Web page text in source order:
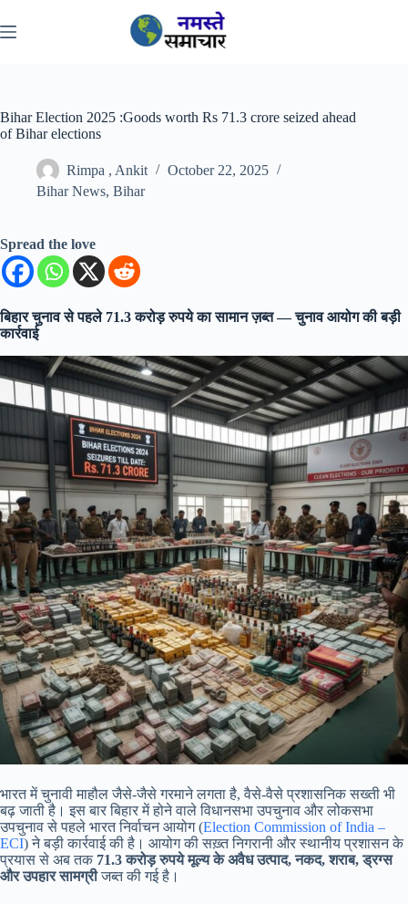
to
content
Bihar Election 2025 :Goods worth Rs 71.3 crore seized ahead
of Bihar elections
Rimpa , Ankit
October 22, 2025
Bihar News, Bihar
Spread the love
बिहार चुनाव से पहले 71.3 करोड़ रुपये का सामान ज़ब्त — चुनाव आयोग की बड़ी
कार्रवाई
भारत में चुनावी माहौल जैसे-जैसे गरमाने लगता है, वैसे-वैसे प्रशासनिक सख्ती भी
बढ़ जाती है। इस बार बिहार में होने वाले विधानसभा उपचुनाव और लोकसभा
उपचुनाव से पहले भारत निर्वाचन आयोग (Election Commission of India –
ECI) ने बड़ी कार्रवाई की है। आयोग की सख़्त निगरानी और स्थानीय प्रशासन के
प्रयास से अब तक 71.3 करोड़ रुपये मूल्य के अवैध उत्पाद, नकद, शराब, ड्रग्स
और उपहार सामग्रीजब्त की गई है।